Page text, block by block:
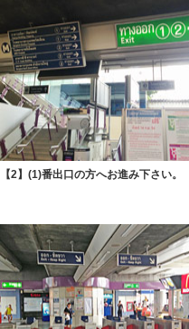
【2】(1)番出口の方へお進み下さい。